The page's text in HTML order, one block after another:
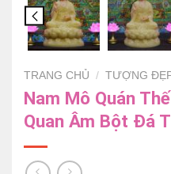
TRANG CHỦ / TƯỢNG
Nam Mô Quán
Quan Âm Bột Đá